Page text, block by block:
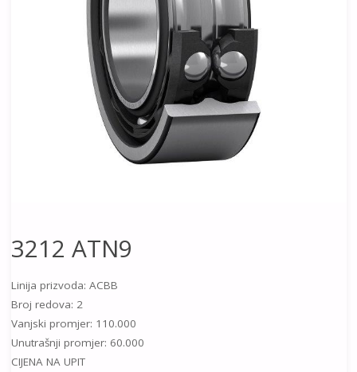
3212 ATN9
Linija prizvoda: ACBB
Broj redova: 2
Vanjski promjer: 110.000
Unutrašnji promjer: 60.000
CIJENA NA UPIT